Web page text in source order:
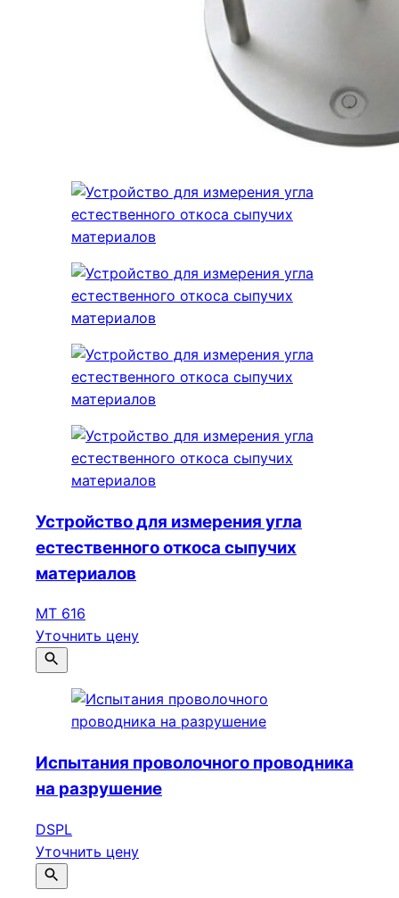
Устройство для измерения угла
естественного откоса сыпучих
материалов
МТ 616
Уточнить цену
Испытания проволочного проводника
на разрушение
DSPL
Уточнить цену